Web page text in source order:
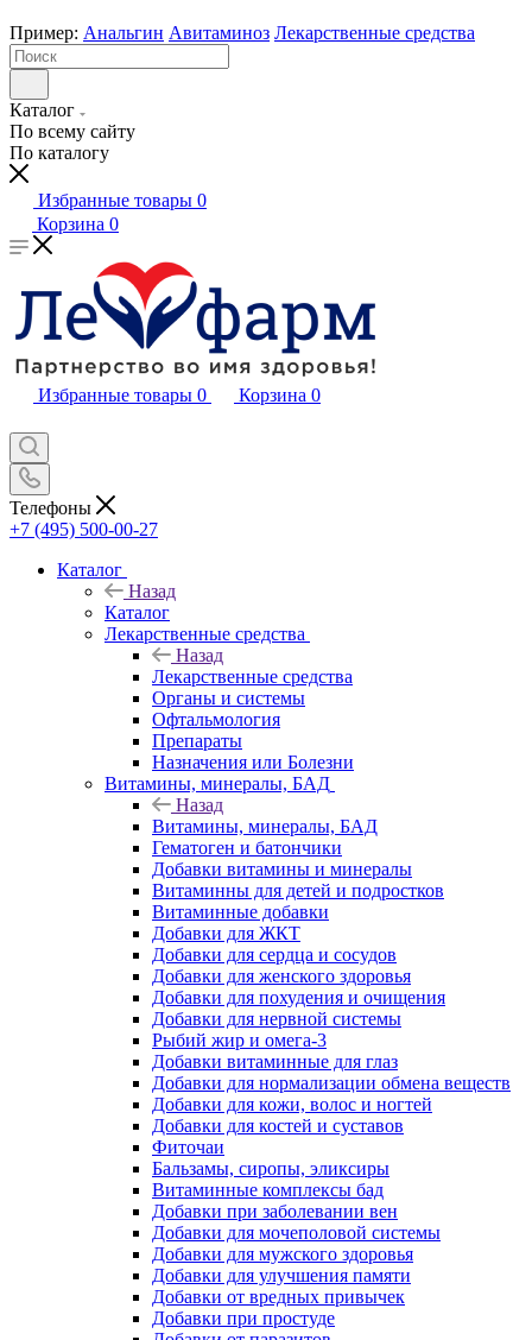
Пример: Анальгин Авитаминоз Лекарственные средства
Каталог
По всему сайту
По каталогу
Избранные товары 0
Корзина 0
Избранные товары 0 Корзина 0
Телефоны
+7 (495) 500-00-27
Каталог
Назад
Каталог
Лекарственные средства
Назад
Лекарственные средства
Органы и системы
Офтальмология
Препараты
Назначения или Болезни
Витамины, минералы, БАД
Назад
Витамины, минералы, БАД
Гематоген и батончики
Добавки витамины и минералы
Витаминны для детей и подростков
Витаминные добавки
Добавки для ЖКТ
Добавки для сердца и сосудов
Добавки для женского здоровья
Добавки для похудения и очищения
Добавки для нервной системы
Рыбий жир и омега-3
Добавки витаминные для глаз
Добавки для нормализации обмена веществ
Добавки для кожи, волос и ногтей
Добавки для костей и суставов
Фиточаи
Бальзамы, сиропы, эликсиры
Витаминные комплексы бад
Добавки при заболевании вен
Добавки для мочеполовой системы
Добавки для мужского здоровья
Добавки для улучшения памяти
Добавки от вредных привычек
Добавки при простуде